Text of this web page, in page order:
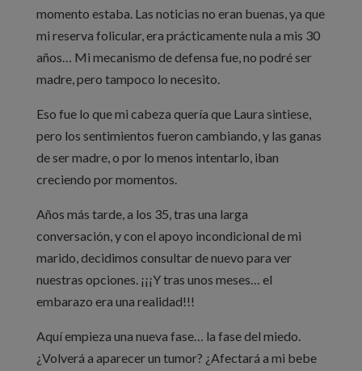
momento estaba. Las noticias no eran buenas, ya que
mi reserva folicular, era prácticamente nula a mis 30
años… Mi mecanismo de defensa fue, no podré ser
madre, pero tampoco lo necesito.
Eso fue lo que mi cabeza quería que Laura sintiese,
pero los sentimientos fueron cambiando, y las ganas
de ser madre, o por lo menos intentarlo, iban
creciendo por momentos.
Años más tarde, a los 35, tras una larga
conversación, y con el apoyo incondicional de mi
marido, decidimos consultar de nuevo para ver
nuestras opciones. ¡¡¡Y tras unos meses… el
embarazo era una realidad!!!
Aquí empieza una nueva fase… la fase del miedo.
¿Volverá a aparecer un tumor? ¿Afectará a mi bebe